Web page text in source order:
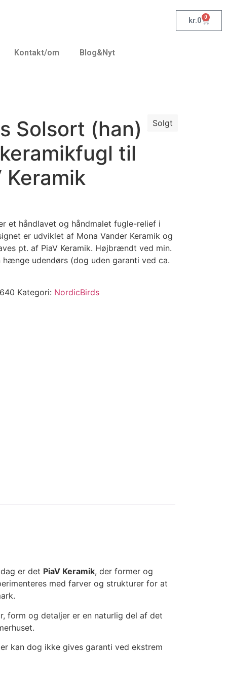
kr.0 0
Kontakt/om Blog&Nyt
Solgt
Solsort (han) –
til
et håndlavet og håndmalet fugle-relief i
er udviklet af Mona Vander Keramik og
pt. af PiaV Keramik. Højbrændt ved min.
hænge udendørs (dog uden garanti ved ca.
Kategori: NordicBirds
er det PiaV Keramik, der former og
med farver og strukturer for at
form og detaljer er en naturlig del af det
kan dog ikke gives garanti ved ekstrem